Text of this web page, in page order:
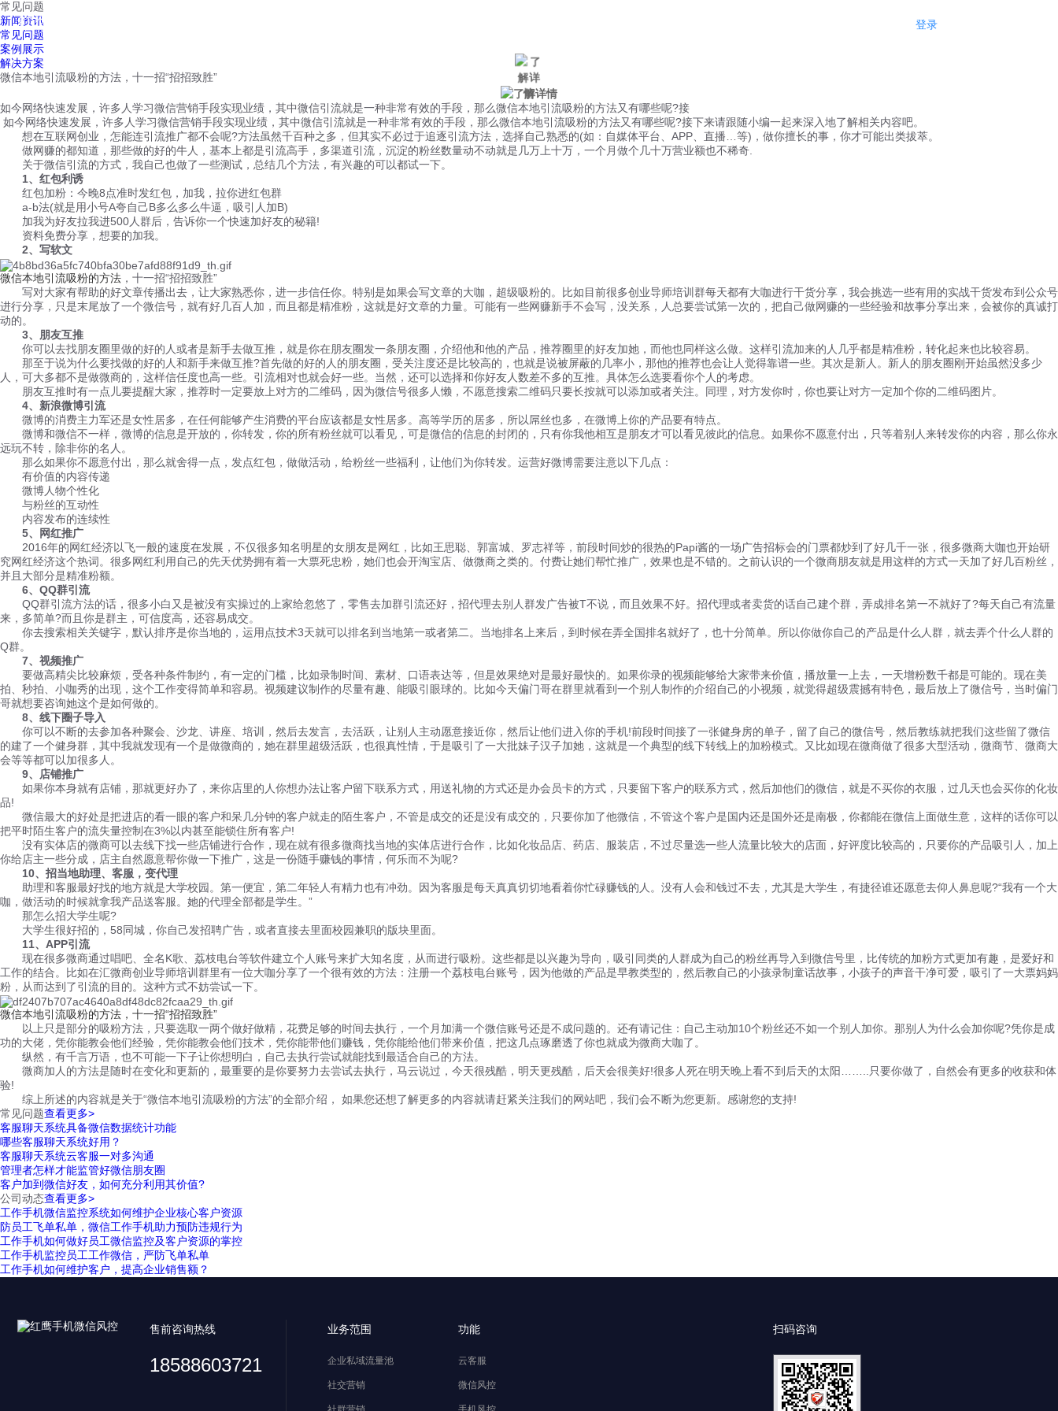
红鹰工作手机 登录
常见问题
新闻资讯
常见问题
案例展示
解决方案
微信本地引流吸粉的方法，十一招“招招致胜”
如今网络快速发展，许多人学习微信营销手段实现业绩，其中微信引流就是一种非常有效的手段，那么微信本地引流吸粉的方法又有哪些呢?接
如今网络快速发展，许多人学习微信营销手段实现业绩，其中微信引流就是一种非常有效的手段，那么微信本地引流吸粉的方法又有哪些呢?接下来请跟随小编一起来深入地了解相关内容吧。
想在互联网创业，怎能连引流推广都不会呢?方法虽然千百种之多，但其实不必过于追逐引流方法，选择自己熟悉的(如：自媒体平台、APP、直播…等)，做你擅长的事，你才可能出类拔萃。
做网赚的都知道，那些做的好的牛人，基本上都是引流高手，多渠道引流，沉淀的粉丝数量动不动就是几万上十万，一个月做个几十万营业额也不稀奇.
关于微信引流的方式，我自己也做了一些测试，总结几个方法，有兴趣的可以都试一下。
1、红包利诱
红包加粉：今晚8点准时发红包，加我，拉你进红包群
a-b法(就是用小号A夸自己B多么多么牛逼，吸引人加B)
加我为好友拉我进500人群后，告诉你一个快速加好友的秘籍!
资料免费分享，想要的加我。
2、写软文
微信本地引流吸粉的方法 ，十一招“招招致胜”
写对大家有帮助的好文章传播出去，让大家熟悉你，进一步信任你。特别是如果会写文章的大咖，超级吸粉的。比如目前很多创业导师培训群每天都有大咖进行干货分享，我会挑选一些有用的实战干货发布到公众号
进行分享，只是末尾放了一个微信号，就有好几百人加，而且都是精准粉，这就是好文章的力量。可能有一些网赚新手不会写，没关系，人总要尝试第一次的，把自己做网赚的一些经验和故事分享出来，会被你的真诚打
动的。
3、朋友互推
你可以去找朋友圈里做的好的人或者是新手去做互推，就是你在朋友圈发一条朋友圈，介绍他和他的产品，推荐圈里的好友加她，而他也同样这么做。这样引流加来的人几乎都是精准粉，转化起来也比较容易。
那至于说为什么要找做的好的人和新手来做互推?首先做的好的人的朋友圈，受关注度还是比较高的，也就是说被屏蔽的几率小，那他的推荐也会让人觉得靠谱一些。其次是新人。新人的朋友圈刚开始虽然没多少
人，可大多都不是做微商的，这样信任度也高一些。引流相对也就会好一些。当然，还可以选择和你好友人数差不多的互推。具体怎么选要看你个人的考虑。
朋友互推时有一点儿要提醒大家，推荐时一定要放上对方的二维码，因为微信号很多人懒，不愿意搜索二维码只要长按就可以添加或者关注。同理，对方发你时，你也要让对方一定加个你的二维码图片。
4、新浪微博引流
微博的消费主力军还是女性居多，在任何能够产生消费的平台应该都是女性居多。高等学历的居多，所以屌丝也多，在微博上你的产品要有特点。
微博和微信不一样，微博的信息是开放的，你转发，你的所有粉丝就可以看见，可是微信的信息的封闭的，只有你我他相互是朋友才可以看见彼此的信息。如果你不愿意付出，只等着别人来转发你的内容，那么你永
远玩不转，除非你的名人。
那么如果你不愿意付出，那么就舍得一点，发点红包，做做活动，给粉丝一些福利，让他们为你转发。运营好微博需要注意以下几点：
有价值的内容传递
微博人物个性化
与粉丝的互动性
内容发布的连续性
5、网红推广
2016年的网红经济以飞一般的速度在发展，不仅很多知名明星的女朋友是网红，比如王思聪、郭富城、罗志祥等，前段时间炒的很热的Papi酱的一场广告招标会的门票都炒到了好几千一张，很多微商大咖也开始研
究网红经济这个热词。很多网红利用自己的先天优势拥有着一大票死忠粉，她们也会开淘宝店、做微商之类的。付费让她们帮忙推广，效果也是不错的。之前认识的一个微商朋友就是用这样的方式一天加了好几百粉丝，
并且大部分是精准粉额。
6、QQ群引流
QQ群引流方法的话，很多小白又是被没有实操过的上家给忽悠了，零售去加群引流还好，招代理去别人群发广告被T不说，而且效果不好。招代理或者卖货的话自己建个群，弄成排名第一不就好了?每天自己有流量
来，多简单?而且你是群主，可信度高，还容易成交。
你去搜索相关关键字，默认排序是你当地的，运用点技术3天就可以排名到当地第一或者第二。当地排名上来后，到时候在弄全国排名就好了，也十分简单。所以你做你自己的产品是什么人群，就去弄个什么人群的
Q群。
7、视频推广
要做高精尖比较麻烦，受各种条件制约，有一定的门槛，比如录制时间、素材、口语表达等，但是效果绝对是最好最快的。如果你录的视频能够给大家带来价值，播放量一上去，一天增粉数千都是可能的。现在美
拍、秒拍、小咖秀的出现，这个工作变得简单和容易。视频建议制作的尽量有趣、能吸引眼球的。比如今天偏门哥在群里就看到一个别人制作的介绍自己的小视频，就觉得超级震撼有特色，最后放上了微信号，当时偏门
哥就想要咨询她这个是如何做的。
8、线下圈子导入
你可以不断的去参加各种聚会、沙龙、讲座、培训，然后去发言，去活跃，让别人主动愿意接近你，然后让他们进入你的手机!前段时间接了一张健身房的单子，留了自己的微信号，然后教练就把我们这些留了微信
的建了一个健身群，其中我就发现有一个是做微商的，她在群里超级活跃，也很真性情，于是吸引了一大批妹子汉子加她，这就是一个典型的线下转线上的加粉模式。又比如现在微商做了很多大型活动，微商节、微商大
会等等都可以加很多人。
9、店铺推广
如果你本身就有店铺，那就更好办了，来你店里的人你想办法让客户留下联系方式，用送礼物的方式还是办会员卡的方式，只要留下客户的联系方式，然后加他们的微信，就是不买你的衣服，过几天也会买你的化妆
品!
微信最大的好处是把进店的看一眼的客户和呆几分钟的客户就走的陌生客户，不管是成交的还是没有成交的，只要你加了他微信，不管这个客户是国内还是国外还是南极，你都能在微信上面做生意，这样的话你可以
把平时陌生客户的流失量控制在3%以内甚至能锁住所有客户!
没有实体店的微商可以去线下找一些店铺进行合作，现在就有很多微商找当地的实体店进行合作，比如化妆品店、药店、服装店，不过尽量选一些人流量比较大的店面，好评度比较高的，只要你的产品吸引人，加上
你给店主一些分成，店主自然愿意帮你做一下推广，这是一份随手赚钱的事情，何乐而不为呢?
10、招当地助理、客服，变代理
助理和客服最好找的地方就是大学校园。第一便宜，第二年轻人有精力也有冲劲。因为客服是每天真真切切地看着你忙碌赚钱的人。没有人会和钱过不去，尤其是大学生，有捷径谁还愿意去仰人鼻息呢?“我有一个大
咖，做活动的时候就拿我产品送客服。她的代理全部都是学生。”
那怎么招大学生呢?
大学生很好招的，58同城，你自己发招聘广告，或者直接去里面校园兼职的版块里面。
11、APP引流
现在很多微商通过唱吧、全名K歌、荔枝电台等软件建立个人账号来扩大知名度，从而进行吸粉。这些都是以兴趣为导向，吸引同类的人群成为自己的粉丝再导入到微信号里，比传统的加粉方式更加有趣，是爱好和
工作的结合。比如在汇微商创业导师培训群里有一位大咖分享了一个很有效的方法：注册一个荔枝电台账号，因为他做的产品是早教类型的，然后教自己的小孩录制童话故事，小孩子的声音干净可爱，吸引了一大票妈妈
粉，从而达到了引流的目的。这种方式不妨尝试一下。
微信本地引流吸粉的方法 ，十一招“招招致胜”
以上只是部分的吸粉方法，只要选取一两个做好做精，花费足够的时间去执行，一个月加满一个微信账号还是不成问题的。还有请记住：自己主动加10个粉丝还不如一个别人加你。那别人为什么会加你呢?凭你是成
功的大佬，凭你能教会他们经验，凭你能教会他们技术，凭你能带他们赚钱，凭你能给他们带来价值，把这几点琢磨透了你也就成为微商大咖了。
纵然，有千言万语，也不可能一下子让你想明白，自己去执行尝试就能找到最适合自己的方法。
微商加人的方法是随时在变化和更新的，最重要的是你要努力去尝试去执行，马云说过，今天很残酷，明天更残酷，后天会很美好!很多人死在明天晚上看不到后天的太阳……..只要你做了，自然会有更多的收获和体
验!
综上所述的内容就是关于“微信本地引流吸粉的方法”的全部介绍， 如果您还想了解更多的内容就请赶紧关注我们的网站吧，我们会不断为您更新。感谢您的支持!
常见问题查看更多>
客服聊天系统具备微信数据统计功能
哪些客服聊天系统好用？
客服聊天系统云客服一对多沟通
管理者怎样才能监管好微信朋友圈
客户加到微信好友，如何充分利用其价值?
公司动态查看更多>
工作手机微信监控系统如何维护企业核心客户资源
防员工飞单私单，微信工作手机助力预防违规行为
工作手机如何做好员工微信监控及客户资源的掌控
工作手机监控员工工作微信，严防飞单私单
工作手机如何维护客户，提高企业销售额？
售前咨询热线
18588603721
业务范围
企业私域流量池
社交营销
功能
云客服
微信风控
扫码咨询